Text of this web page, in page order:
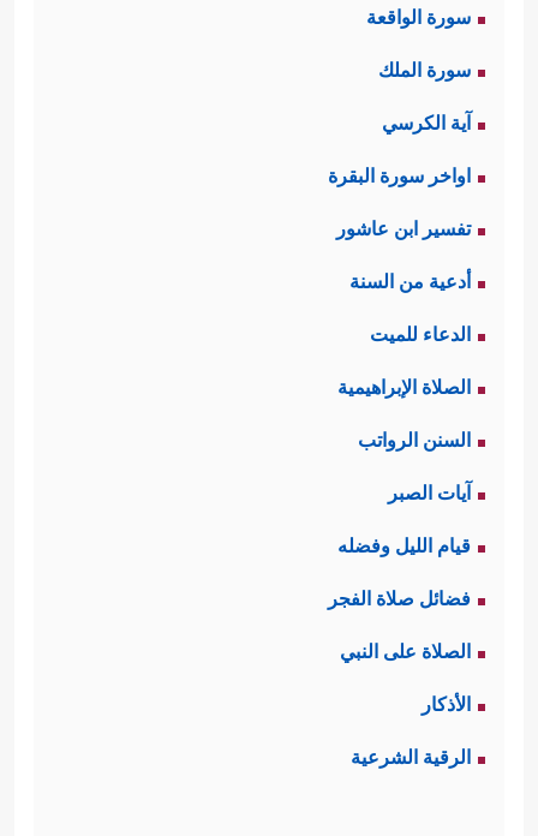
سورة الواقعة
سورة الملك
آية الكرسي
اواخر سورة البقرة
تفسير ابن عاشور
أدعية من السنة
الدعاء للميت
الصلاة الإبراهيمية
السنن الرواتب
آيات الصبر
قيام الليل وفضله
فضائل صلاة الفجر
الصلاة على النبي
الأذكار
الرقية الشرعية